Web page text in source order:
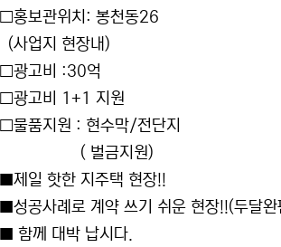
□홍보관위치: 봉천동26
(사업지 현장내)
□광고비 :30억
□광고비 1+1 지원
□물품지원 : 현수막/전단지
( 벌금지원)
■제일 핫한 지주택 현장!!
■성공사례로 계약 쓰기 쉬운 현장!!(두달
■ 함께 대박 납시다.